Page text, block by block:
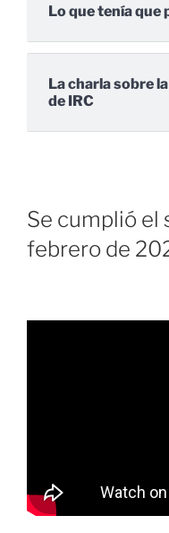
Lo que tenía que
La charla sobre
de IRC
Se cumplió el
febrero de